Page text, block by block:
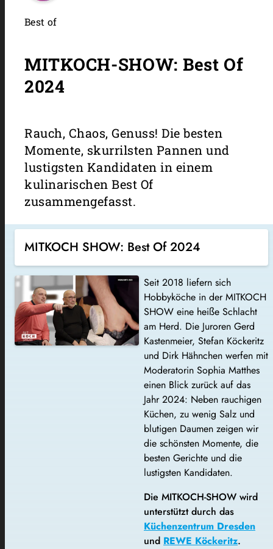
Best of
MITKOCH-SHOW: Best Of
2024
Rauch, Chaos, Genuss! Die besten
Momente, skurrilsten Pannen und
lustigsten Kandidaten in einem
kulinarischen Best Of
zusammengefasst.
MITKOCH SHOW: Best Of 2024
Seit 2018 liefern sich
Hobbyköche in der MITKOCH
SHOW eine heiße Schlacht
am Herd. Die Juroren Gerd
Kastenmeier, Stefan Köckeritz
und Dirk Hähnchen werfen mit
Moderatorin Sophia Matthes
einen Blick zurück auf das
Jahr 2024: Neben rauchigen
Küchen, zu wenig Salz und
blutigen Daumen zeigen wir
die schönsten Momente, die
besten Gerichte und die
lustigsten Kandidaten.
Die MITKOCH-SHOW wird
unterstützt durch das
Küchenzentrum Dresden
und REWE Köckeritz.